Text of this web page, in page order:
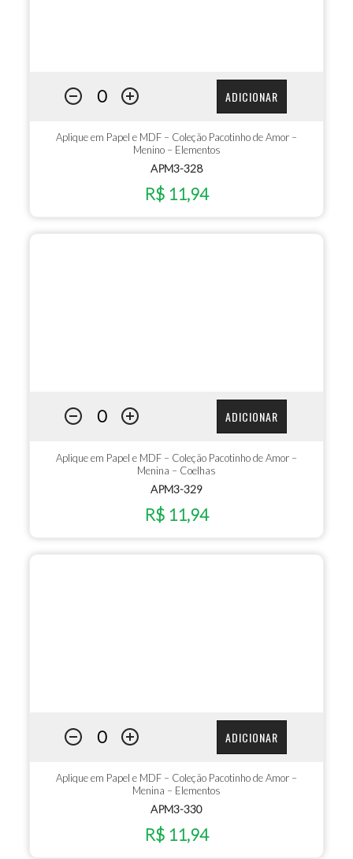
ADICIONAR
Aplique em Papel e MDF – Coleção Pacotinho de Amor –
Menino – Elementos
APM3-328
R$ 11,94
ADICIONAR
Aplique em Papel e MDF – Coleção Pacotinho de Amor –
Menina – Coelhas
APM3-329
R$ 11,94
ADICIONAR
Aplique em Papel e MDF – Coleção Pacotinho de Amor –
Menina – Elementos
APM3-330
R$ 11,94